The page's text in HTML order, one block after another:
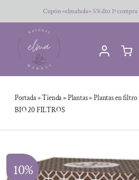
al
contenido
Cupón «elmahola» 5% dto 1ª
Portada»Tienda»Plantas»Plantas en filtro
BIO 20 FILTROS
10%